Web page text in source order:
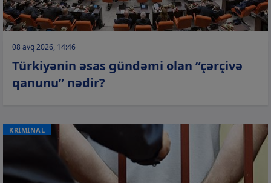
08 avq 2026, 14:46
Türkiyənin əsas gündəmi olan “çərçivə
qanunu” nədir?
KRİMİNAL